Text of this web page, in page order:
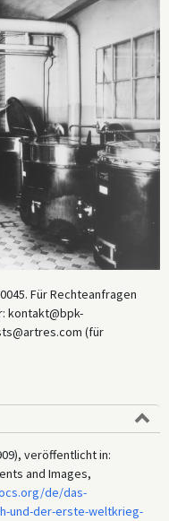
Für Rechteanfragen
kontakt@bpk-
(für
veröffentlicht in:
and Images,
de/das-
und-der-erste-weltkrieg-